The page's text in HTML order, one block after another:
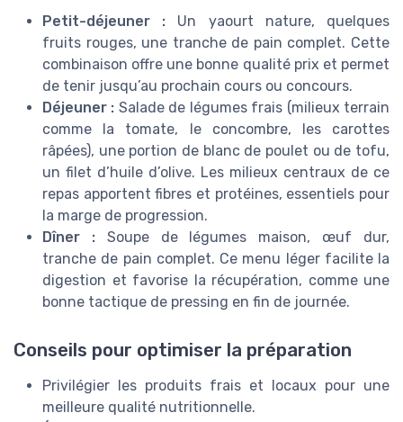
Petit-déjeuner : Un yaourt nature, quelques
fruits rouges, une tranche de pain complet. Cette
combinaison offre une bonne qualité prix et permet
de tenir jusqu’au prochain cours ou concours.
Déjeuner : Salade de légumes frais (milieux terrain
comme la tomate, le concombre, les carottes
râpées), une portion de blanc de poulet ou de tofu,
un filet d’huile d’olive. Les milieux centraux de ce
repas apportent fibres et protéines, essentiels pour
la marge de progression.
Dîner :Soupe de légumes maison, œuf dur,
tranche de pain complet. Ce menu léger facilite la
digestion et favorise la récupération, comme une
bonne tactique de pressing en fin de journée.
Conseils pour optimiser la préparation
Privilégier les produits frais et locaux pour une
meilleure qualité nutritionnelle.